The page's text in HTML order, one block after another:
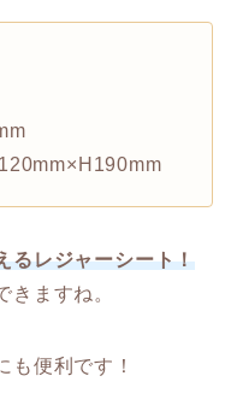
るレジャーシート！
きますね。
も便利です！